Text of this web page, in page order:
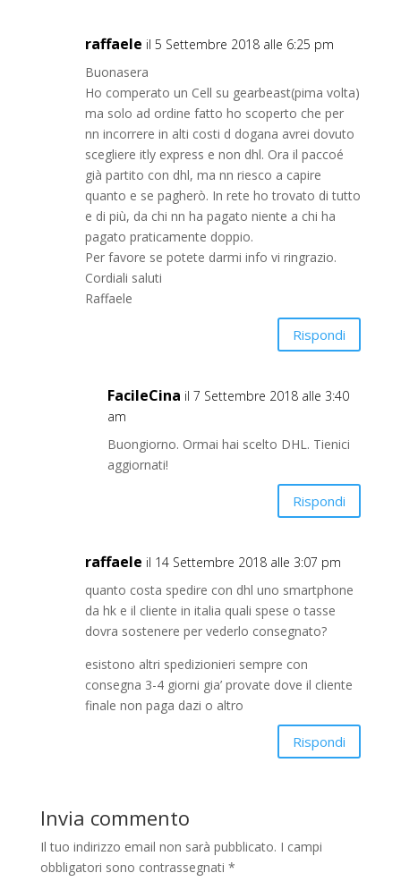
raffaele il 5 Settembre 2018 alle 6:25 pm
Buonasera
Ho comperato un Cell su gearbeast(pima volta)
ma solo ad ordine fatto ho scoperto che per
nn incorrere in alti costi d dogana avrei dovuto
scegliere itly express e non dhl. Ora il paccoé
già partito con dhl, ma nn riesco a capire
quanto e se pagherò. In rete ho trovato di tutto
e di più, da chi nn ha pagato niente a chi ha
pagato praticamente doppio.
Per favore se potete darmi info vi ringrazio.
Cordiali saluti
Raffaele
Rispondi
FacileCina il 7 Settembre 2018 alle 3:40
am
Buongiorno. Ormai hai scelto DHL. Tienici
aggiornati!
Rispondi
raffaele il 14 Settembre 2018 alle 3:07 pm
quanto costa spedire con dhl uno smartphone
da hk e il cliente in italia quali spese o tasse
dovra sostenere per vederlo consegnato?
esistono altri spedizionieri sempre con
consegna 3-4 giorni gia’ provate dove il cliente
finale non paga dazi o altro
Rispondi
Invia commento
Il tuo indirizzo email non sarà pubblicato. I campi
obbligatori sono contrassegnati *